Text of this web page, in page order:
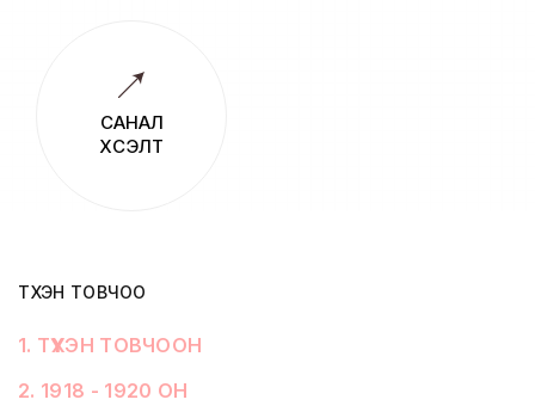
САНАЛ
ХҮСЭЛТ
ТҮҮХЭН ТОВЧОО
1. ТҮҮХЭН ТОВЧООН
2. 1918 - 1920 ОН